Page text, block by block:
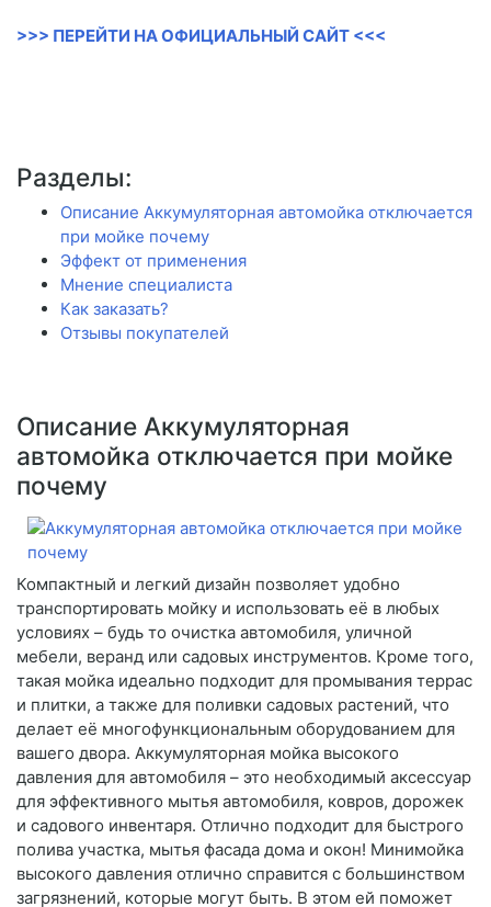
>>> ПЕРЕЙТИ НА ОФИЦИАЛЬНЫЙ САЙТ <<<
Разделы:
Описание Аккумуляторная автомойка отключается
при мойке почему
Эффект от применения
Мнение специалиста
Как заказать?
Отзывы покупателей
Описание Аккумуляторная
автомойка отключается при мойке
почему
Компактный и легкий дизайн позволяет удобно
транспортировать мойку и использовать её в любых
условиях – будь то очистка автомобиля, уличной
мебели, веранд или садовых инструментов. Кроме того,
такая мойка идеально подходит для промывания террас
и плитки, а также для поливки садовых растений, что
делает её многофункциональным оборудованием для
вашего двора. Аккумуляторная мойка высокого
давления для автомобиля – это необходимый аксессуар
для эффективного мытья автомобиля, ковров, дорожек
и садового инвентаря. Отлично подходит для быстрого
полива участка, мытья фасада дома и окон! Минимойка
высокого давления отлично справится с большинством
загрязнений, которые могут быть. В этом ей поможет